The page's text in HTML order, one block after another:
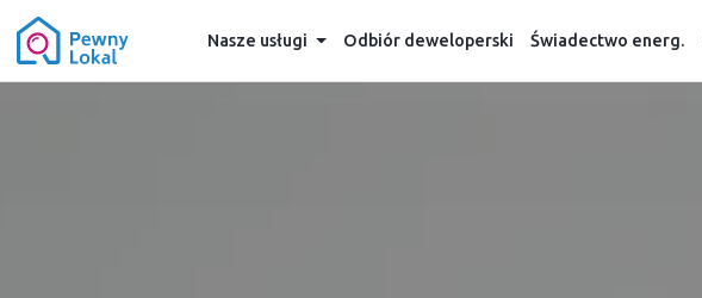
Nasze usługi Odbiór deweloperski Świadectwo energ.